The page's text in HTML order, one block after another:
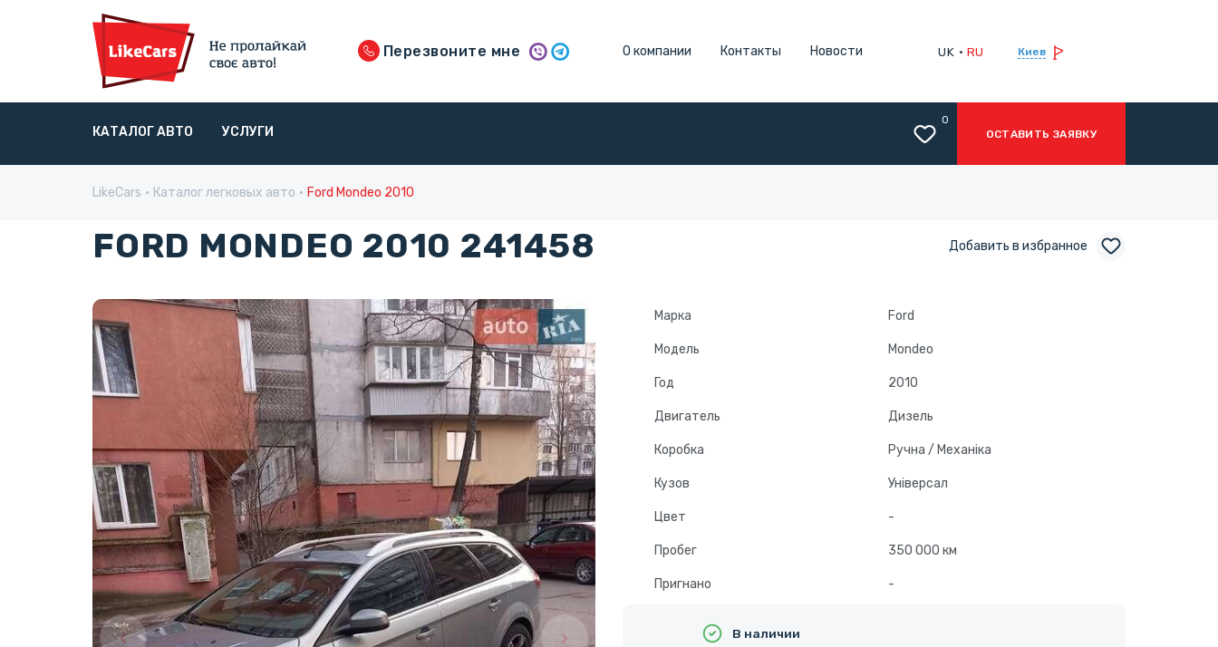
Перезвоните мне О компании Контакты Новости UK RU Киев
КАТАЛОГ АВТО УСЛУГИ
0
ОСТАВИТЬ ЗАЯВКУ
LikeCars Каталог легковых авто Ford Mondeo 2010
FORD MONDEO 2010 241458 Добавить в избранное
Марка Ford
Модель Mondeo
Год 2010
Двигатель Дизель
Коробка Ручна / Механіка
Кузов Універсал
Цвет -
Пробег 350 000 км
Пригнано -
В наличии